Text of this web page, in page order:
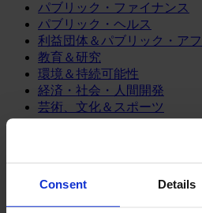
Consent Details
パブリック・ファイナンス
パブリック・ヘルス
利益団体＆パブリック・ア
教育＆研究
環境＆持続可能性
経済・社会・人間開発
芸術、文化＆スポーツ
スポーツ
メディア/エンターテインメ